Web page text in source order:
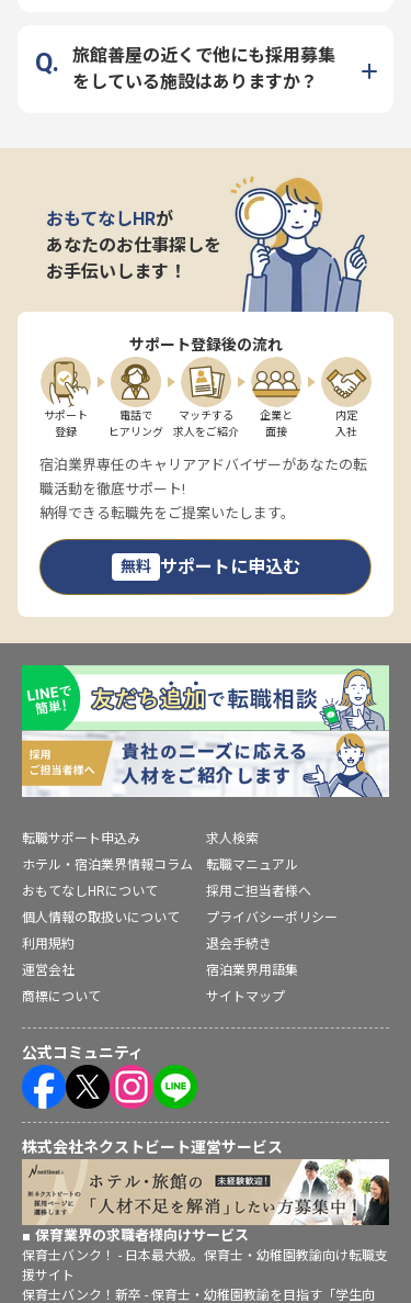
旅館善屋の近くで他にも採用募集
をしている施設はありますか？
おもてなしHRが
あなたのお仕事探しを
お手伝いします！
サポート登録後の流れ
サポート
登録
電話で
ヒアリング
マッチする
求人をご紹介
企業と
面接
内定
入社
宿泊業界専任のキャリアアドバイザーがあなたの転
職活動を徹底サポート!
納得できる転職先をご提案いたします。
無料 サポートに申込む
転職サポート申込み
求人検索
ホテル・宿泊業界情報コラム
転職マニュアル
おもてなしHRについて
採用ご担当者様へ
個人情報の取扱いについて
プライバシーポリシー
利用規約
退会手続き
運営会社
宿泊業界用語集
商標について
サイトマップ
公式コミュニティ
株式会社ネクストビート運営サービス
保育業界の求職者様向けサービス
保育士バンク！ - 日本最大級。保育士・幼稚園教諭向け転職支
援サイト
保育士バンク！新卒 - 保育士・幼稚園教諭を目指す「学生向